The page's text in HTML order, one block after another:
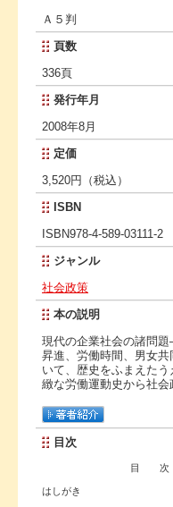
Ａ５判
頁数
336頁
発行年月
2008年8月
定価
3,520円（税込）
ISBN
ISBN978-4-589-03111-2
ジャンル
社会政策
本の説明
現代の企業社会の諸問
昇進、労働時間、男女
いて、歴史をふまえた
緻な労働運動史から社会
目次
目
はしがき